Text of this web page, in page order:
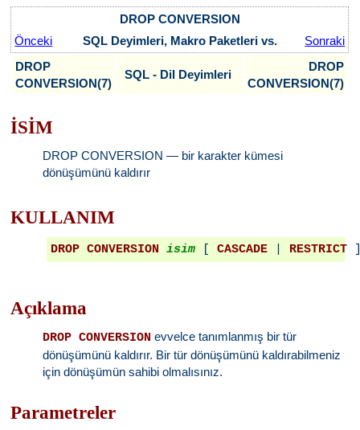
DROP CONVERSION
Önceki
SQL Deyimleri, Makro Paketleri vs.
Sonraki
DROP
CONVERSION(7)
SQL - Dil Deyimleri
DROP
CONVERSION(7)
İSİM
DROP CONVERSION — bir karakter kümesi
dönüşümünü kaldırır
KULLANIM
DROP CONVERSION isim [ CASCADE | RESTRICT
Açıklama
DROP CONVERSION evvelce tanımlanmış bir tür
dönüşümünü kaldırır. Bir tür dönüşümünü kaldırabilmeniz
için dönüşümün sahibi olmalısınız.
Parametreler